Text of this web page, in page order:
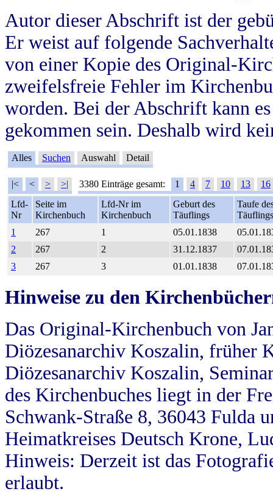
Autor dieser Abschrift ist der
Er weist auf folgende
von einer Kopie des Original-
zweifelsfreie Fehler im
worden. Bei der Abschrift kann
gekommen sein. Deshalb wird
Alles Suchen Auswahl Detail
|< < > >| 3380 Einträge gesamt: 1 4 7 10 13
16
Lfd-
Nr
Seite im
Kirchenbuch
Lfd-Nr im
Kirchenbuch
Geburt des
Täuflings
Taufe
Täuflings
1
267 1 05.01.1838
2
267 2 31.12.1837
3
267 3 01.01.1838
Hinweise zu den
Das Original-Kirchenbuch von
Diözesanarchiv Koszalin, früher
Diözesanarchiv Koszalin,
des Kirchenbuches liegt in der
Schwank-Straße 8, 36043 Fulda
Heimatkreises Deutsch Krone,
Hinweis: Derzeit ist das
erlaubt.